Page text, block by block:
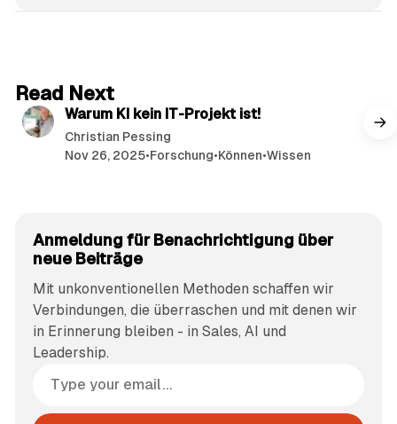
Read Next
Warum KI kein IT-Projekt ist!
Christian Pessing
Nov 26, 2025•Forschung•Können•Wissen
Anmeldung für Benachrichtigung über
neue Beiträge
Mit unkonventionellen Methoden schaffen wir
Verbindungen, die überraschen und mit denen wir
in Erinnerung bleiben - in Sales, AI und
Leadership.